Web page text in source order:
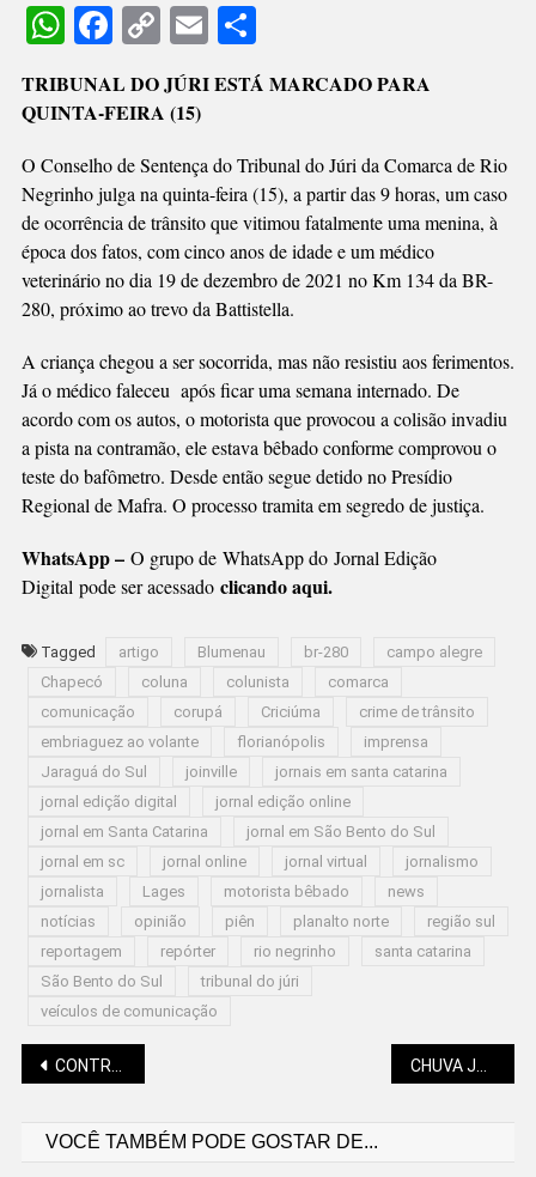
DOIS
NEGRINHO
SERÁ
JULGADO
WhatsApp
Facebook
Copy
Link
EmailShare
TRIBUNAL DO JÚRI ESTÁ MARCADO PARA
QUINTA-FEIRA (15)
O Conselho de Sentença do Tribunal do Júri da Comarca de Rio
Negrinho julga na quinta-feira (15), a partir das 9 horas, um caso
de ocorrência de trânsito que vitimou fatalmente uma menina, à
época dos fatos, com cinco anos de idade e um médico
veterinário no dia 19 de dezembro de 2021 no Km 134 da BR-
280, próximo ao trevo da Battistella.
A criança chegou a ser socorrida, mas não resistiu aos ferimentos.
Já o médico faleceu após ficar uma semana internado. De
acordo com os autos, o motorista que provocou a colisão invadiu
a pista na contramão, ele estava bêbado conforme comprovou o
teste do bafômetro. Desde então segue detido no Presídio
Regional de Mafra. O processo tramita em segredo de justiça.
WhatsApp – O grupo de WhatsApp do Jornal Edição
Digital pode ser acessado clicando aqui.
Tagged artigo Blumenau br-280
campo alegre
Chapecó
coluna colunista
comarca
comunicação
corupá Criciúma
crime de trânsito
embriaguez ao volante
florianópolis
imprensa
Jaraguá do Sul
joinville
jornais em santa catarina
jornal edição digital
jornal edição online
jornal em Santa Catarina
jornal em São Bento do Sul
jornal em sc
jornal online jornal virtual
jornalismo
jornalista
Lages motorista bêbado
news
notícias
opinião piên planalto norte
região sul
reportagem
repórter rio negrinho
santa catarina
São Bento do Sul
tribunal do júri
veículos de comunicação
Navegação
CONTRA A GRIPE: VACINA DISPONÍVEL PARA O PÚBLICO ACIMA DE 6 MESES DE IDADE
VOCÊ TAMBÉM PODE GOSTAR DE...